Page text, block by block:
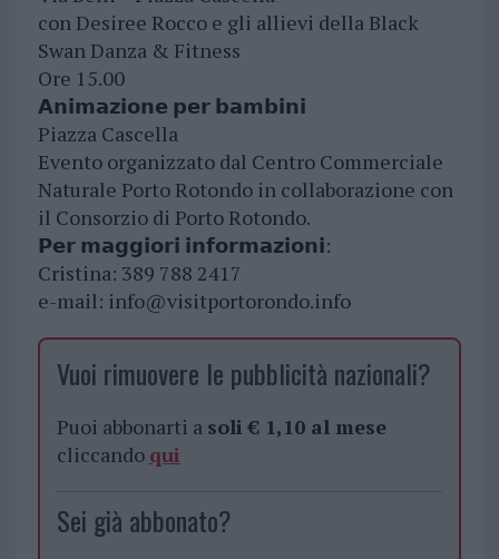
con Desiree Rocco e gli allievi della Black
Swan Danza & Fitness
Ore 15.00
𝗔𝗻𝗶𝗺𝗮𝘇𝗶𝗼𝗻𝗲 𝗽𝗲𝗿 𝗯𝗮𝗺𝗯𝗶𝗻𝗶
Piazza Cascella
Evento organizzato dal Centro Commerciale
Naturale Porto Rotondo in collaborazione con
il Consorzio di Porto Rotondo.
𝗣𝗲𝗿 𝗺𝗮𝗴𝗴𝗶𝗼𝗿𝗶 𝗶𝗻𝗳𝗼𝗿𝗺𝗮𝘇𝗶𝗼𝗻𝗶:
Cristina: 389 788 2417
e-mail: info@visitportorondo.info
Vuoi rimuovere le pubblicità nazionali?
Puoi abbonarti a soli € 1,10 al mese
cliccando qui
Sei già abbonato?